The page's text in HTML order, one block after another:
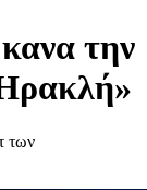
την
των